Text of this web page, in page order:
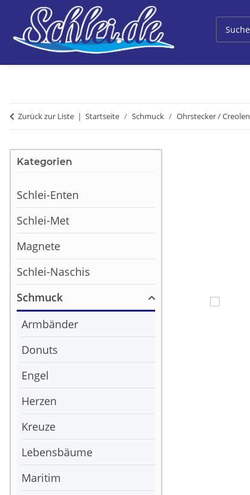
Zurück zur Liste Startseite Schmuck Ohrstecker / Creolen
Kategorien
Schlei-Enten
Schlei-Met
Magnete
Schlei-Naschis
Schmuck
Armbänder
Donuts
Engel
Herzen
Kreuze
Lebensbäume
Maritim